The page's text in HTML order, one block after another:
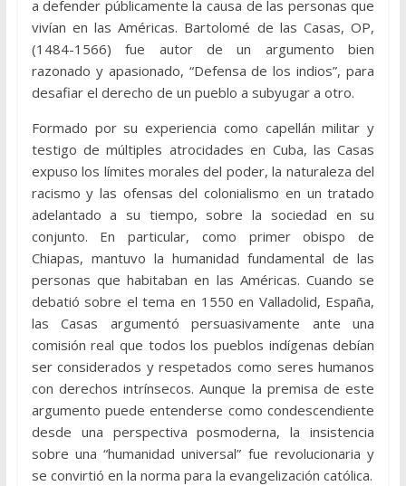
a defender públicamente la causa de las personas que
vivían en las Américas. Bartolomé de las Casas, OP,
(1484-1566) fue autor de un argumento bien
razonado y apasionado, “Defensa de los indios”, para
desafiar el derecho de un pueblo a subyugar a otro.
Formado por su experiencia como capellán militar y
testigo de múltiples atrocidades en Cuba, las Casas
expuso los límites morales del poder, la naturaleza del
racismo y las ofensas del colonialismo en un tratado
adelantado a su tiempo, sobre la sociedad en su
conjunto. En particular, como primer obispo de
Chiapas, mantuvo la humanidad fundamental de las
personas que habitaban en las Américas. Cuando se
debatió sobre el tema en 1550 en Valladolid, España,
las Casas argumentó persuasivamente ante una
comisión real que todos los pueblos indígenas debían
ser considerados y respetados como seres humanos
con derechos intrínsecos. Aunque la premisa de este
argumento puede entenderse como condescendiente
desde una perspectiva posmoderna, la insistencia
sobre una “humanidad universal” fue revolucionaria y
se convirtió en la norma para la evangelización católica.